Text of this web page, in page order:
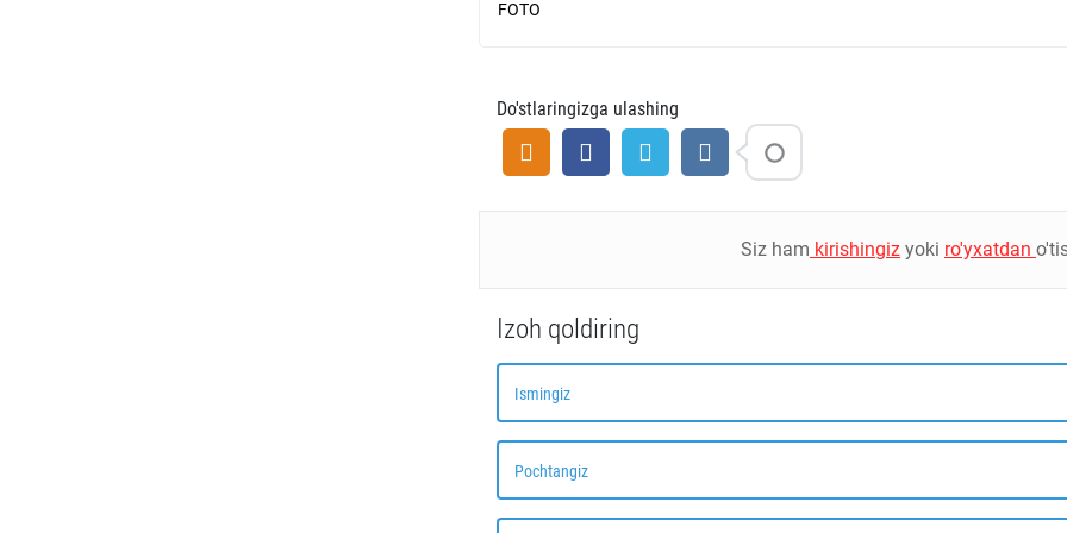
FOTO
Do'stlaringizga ulashing
Siz ham kirishingiz yoki ro'yxatdan
Izoh qoldiring
Ismingiz
Pochtangiz